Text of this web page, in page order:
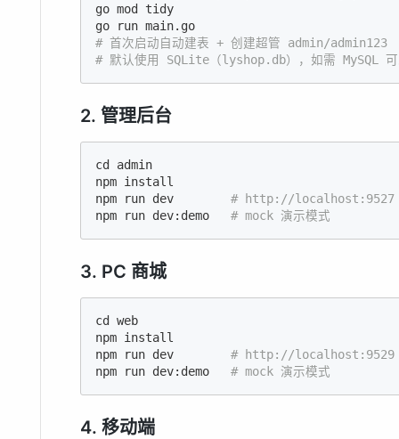
go mod tidy
# 首次启动自动建表 + 创建超管 admin/admin123
# 默认使用 SQLite（lyshop.db），如需 MySQL
2. 管理后台
cd
admin
npm install
npm run dev # http://localhost:9527
npm run dev:demo # mock 演示模式
3. PC 商城
cd
web
npm install
npm run dev # http://localhost:9529
npm run dev:demo # mock 演示模式
4. 移动端